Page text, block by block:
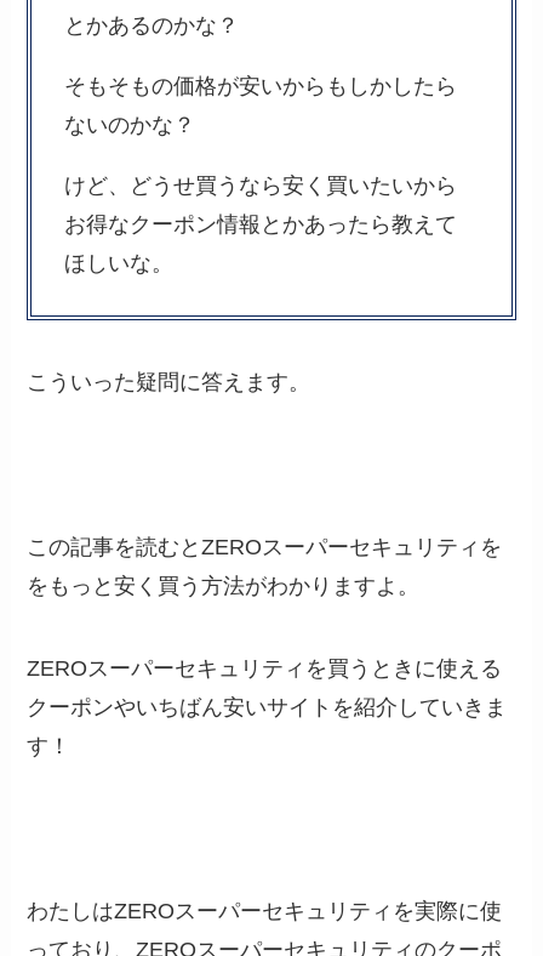
とかあるのかな？
そもそもの価格が安いからもしかしたら
ないのかな？
けど、どうせ買うなら安く買いたいから
お得なクーポン情報とかあったら教えて
ほしいな。
こういった疑問に答えます。
この記事を読むとZEROスーパーセキュリティを
をもっと安く買う方法がわかりますよ。
ZEROスーパーセキュリティを買うときに使える
クーポンやいちばん安いサイトを紹介していきま
す！
わたしはZEROスーパーセキュリティを実際に使
っており、ZEROスーパーセキュリティのクーポ